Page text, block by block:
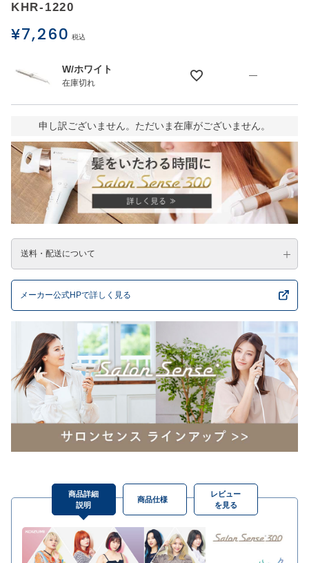
KHR-1220
¥7,260 税込
W/ホワイト
在庫切れ
—
申し訳ございません。ただいま在庫がございません。
送料・配送について
メーカー公式HPで詳しく見る
商品詳細
説明
商品仕様
レビュー
を見る